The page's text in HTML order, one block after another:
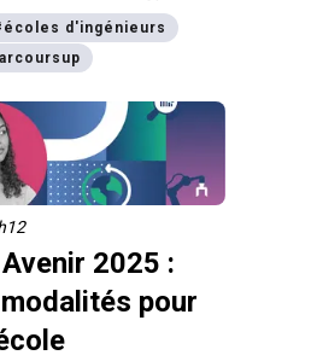
l’égalité des chances et à
croissante des
de la mixité aux postes
via Parcoursup avec Odile
générale adjointe
chez EPF.
écoles d'ingénieurs
2025 :
pour